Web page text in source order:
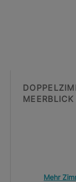
MEERBLICK
Mehr